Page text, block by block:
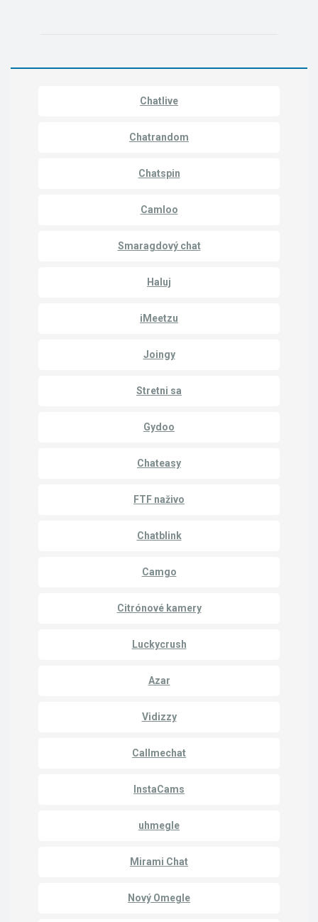
Chatlive
Chatrandom
Chatspin
Camloo
Smaragdový chat
Haluj
iMeetzu
Joingy
Stretni sa
Gydoo
Chateasy
FTF naživo
Chatblink
Camgo
Citrónové kamery
Luckycrush
Azar
Vidizzy
Callmechat
InstaCams
uhmegle
Mirami Chat
Nový Omegle